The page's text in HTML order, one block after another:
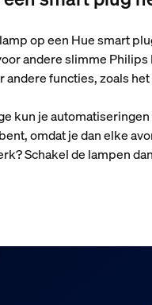
op een Hue smart
andere slimme
andere functies, zoals
kun je
omdat je dan elke
Schakel de lampen